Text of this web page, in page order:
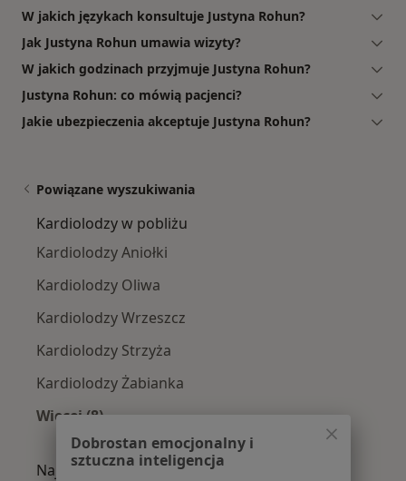
W jakich językach konsultuje Justyna Rohun?
Jak Justyna Rohun umawia wizyty?
W jakich godzinach przyjmuje Justyna Rohun?
Justyna Rohun: co mówią pacjenci?
Jakie ubezpieczenia akceptuje Justyna Rohun?
Powiązane wyszukiwania
Kardiolodzy w pobliżu
Kardiolodzy Aniołki
Kardiolodzy Oliwa
Kardiolodzy Wrzeszcz
Kardiolodzy Strzyża
Kardiolodzy Żabianka
Więcej (8)
Więcej w kategorii: Kardiolodzy w pobliżu
Najczęście leczone choroby
Dobrostan emocjonalny i
sztuczna inteligencja